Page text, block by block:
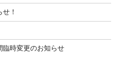
！
臨時変更のお知らせ